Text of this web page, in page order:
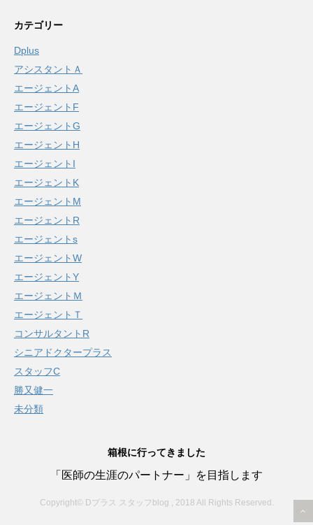
カテゴリー
Dplus
アシスタントＡ
エージェントA
エージェントF
エージェントG
エージェントH
エージェントI
エージェントK
エージェントM
エージェントR
エージェントs
エージェントW
エージェントY
エージェントＭ
エージェントＴ
コンサルタントR
シニアドクタープラス
スタッフC
勝又健一
未分類
箱根に行ってきました
「医師の生涯のパートナー」を目指します
Copyright© Dプラス スタッフblog , 2018 All Rights Reserved.